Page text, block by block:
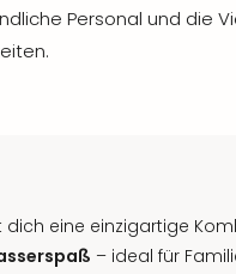
Personal und die
eine einzigartige
– ideal für